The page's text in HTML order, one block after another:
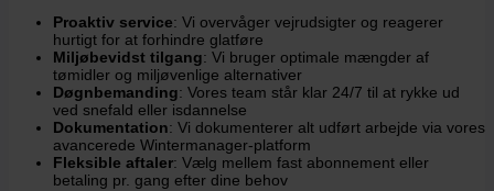
Proaktiv service: Vi overvåger vejrudsigter og reagerer
hurtigt for at forhindre glatføre
Miljøbevidst tilgang: Vi bruger optimale mængder af
tømidler og miljøvenlige alternativer
Døgnbemanding: Vores team står klar 24/7 til at rykke ud
ved snefald eller isdannelse
Dokumentation: Vi dokumenterer alt udført arbejde via vores
avancerede Wintermanager-platform
Fleksible aftaler: Vælg mellem fast abonnement eller
betaling pr. gang efter dine behov